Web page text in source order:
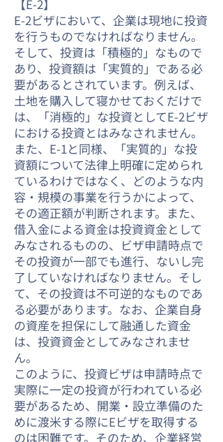
【E-2】
E-2ビザにおいて、企業は現地に投資
を行うものでなければなりません。
そして、投資は「積極的」なもので
あり、投資額は「実質的」である必
要があるとされています。例えば、
土地を購入して寝かせておくだけで
は、「消極的」な投資としてE-2ビザ
における投資とはみなされません。
また、E-1と同様、「実質的」な投
資額について法律上明確に定められ
ているわけではなく、どのような内
容・規模の事業を行うかによって、
その適正額が判断されます。また、
借入金による資金は投資資金として
みなされるものの、ビザ申請時点で
その投資が一部でも進行、ないし完
了していなければなりません。そし
て、その投資は不可逆的なものであ
る必要があります。なお、企業自身
の資産を担保にして融通した資金
は、投資資金としてみなされませ
ん。
このように、投資ビザは申請時点で
実際に一定の投資が行われている必
要があるため、開業・設立準備のた
めに渡米する際にEビザを取得する
のは困難です。そのため、企業経営